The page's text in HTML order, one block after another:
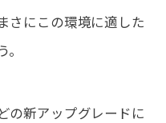
さにこの環境に適した
の新アップグレードに